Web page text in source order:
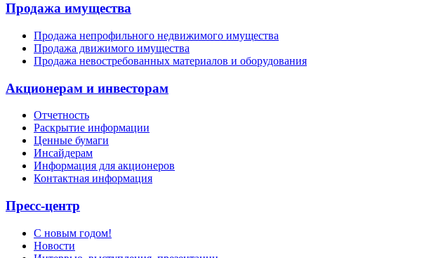
Продажа имущества
Продажа непрофильного недвижимого имущества
Продажа движимого имущества
Продажа невостребованных материалов и оборудования
Акционерам и инвесторам
Отчетность
Раскрытие информации
Ценные бумаги
Инсайдерам
Информация для акционеров
Контактная информация
Пресс-центр
С новым годом!
Новости